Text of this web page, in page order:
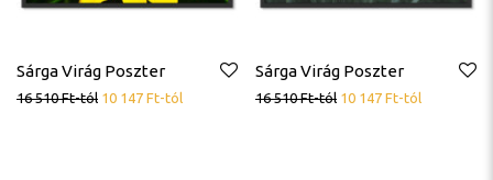
Sárga Virág Poszter
16 510Ft-tól 10 147 Ft-tól
Sárga Virág Poszter
16 510Ft-tól 10 147 Ft-tól